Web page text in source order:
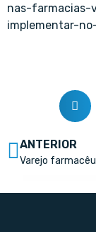
nas-farmacias-
implementar-
ANTERIOR